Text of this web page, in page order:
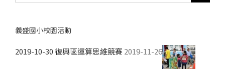
尋
果：
義盛國小校園活動
2019-10-30 復興區運算思維競賽 2019-11-26